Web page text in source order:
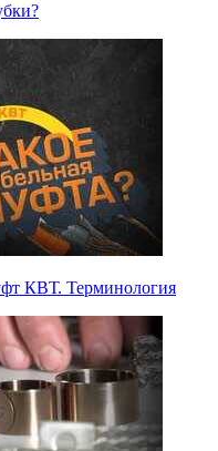
КВТ. Терминология